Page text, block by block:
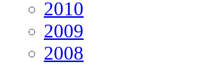
2010
2009
2008